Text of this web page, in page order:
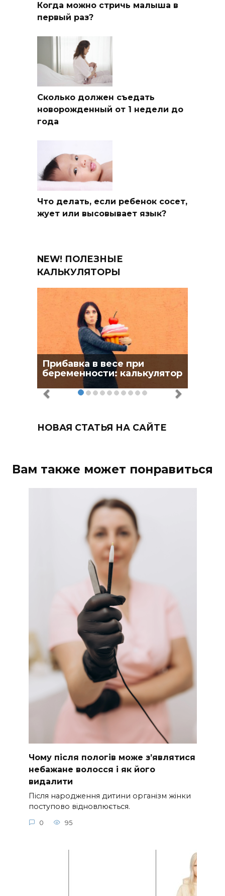
Когда можно стричь малыша в
первый раз?
Сколько должен съедать
новорожденный от 1 недели до
года
Что делать, если ребенок сосет,
жует или высовывает язык?
NEW! ПОЛЕЗНЫЕ
КАЛЬКУЛЯТОРЫ
Прибавка в весе при
беременности: калькулятор
НОВАЯ СТАТЬЯ НА САЙТЕ
Вам также может понравиться
Чому після пологів може з’являтися
небажане волосся і як його
видалити
Після народження дитини організм жінки
поступово відновлюється.
0 95